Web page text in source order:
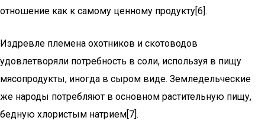
отношение как к самому ценному продукту[6].
Издревле племена охотников и скотоводов
удовлетворяли потребность в соли, используя в пищу
мясопродукты, иногда в сыром виде. Земледельческие
же народы потребляют в основном растительную пищу,
бедную хлористым натрием[7].